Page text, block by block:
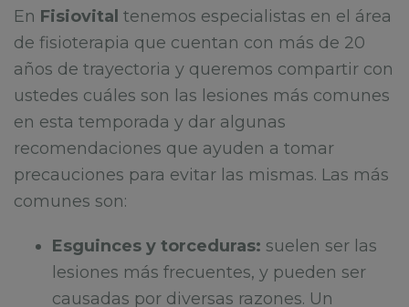
En Fisiovital tenemos especialistas en el área
de fisioterapia que cuentan con más de 20
años de trayectoria y queremos compartir con
ustedes cuáles son las lesiones más comunes
en esta temporada y dar algunas
recomendaciones que ayuden a tomar
precauciones para evitar las mismas. Las más
comunes son:
Esguinces y torceduras: suelen ser las
lesiones más frecuentes, y pueden ser
causadas por diversas razones. Un